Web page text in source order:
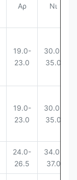
Αρ Νι
19.0-
23.0
30.0-
35.0
19.0-
23.0
30.0-
35.0
24.0-
26.5
34.0-
37.0